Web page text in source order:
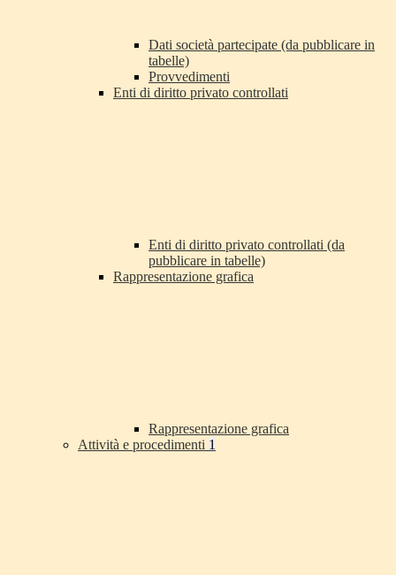
Dati società partecipate (da pubblicare in
tabelle)
Provvedimenti
Enti di diritto privato controllati
Enti di diritto privato controllati (da
pubblicare in tabelle)
Rappresentazione grafica
Rappresentazione grafica
Attività e procedimenti 1